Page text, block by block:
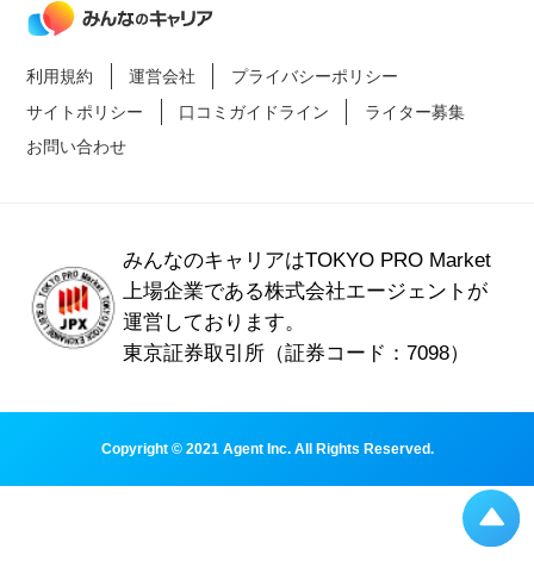
利用規約 運営会社
プライバシーポリシー
サイトポリシー
口コミガイドライン
ライター募集
お問い合わせ
みんなのキャリアはTOKYO PRO Market
上場企業である株式会社エージェントが
運営しております。
東京証券取引所（証券コード：7098）
Copyright © 2021 Agent Inc. All Rights Reserved.